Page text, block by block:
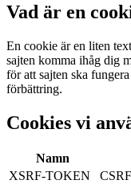
Vad är en
En cookie är en liten
sajten komma ihåg dig
för att sajten ska
förbättring.
Cookies vi
Namn
XSRF-TOKEN